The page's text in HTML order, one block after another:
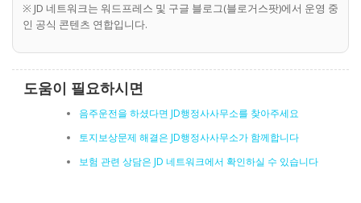
※ JD 네트워크는 워드프레스 및 구글 블로그(블로거스팟)에서 운영 중
인 공식 콘텐츠 연합입니다.
도움이 필요하시면
음주운전을 하셨다면 JD행정사사무소를 찾아주세요
토지보상문제 해결은 JD행정사사무소가 함께합니다
보험 관련 상담은 JD 네트워크에서 확인하실 수 있습니다